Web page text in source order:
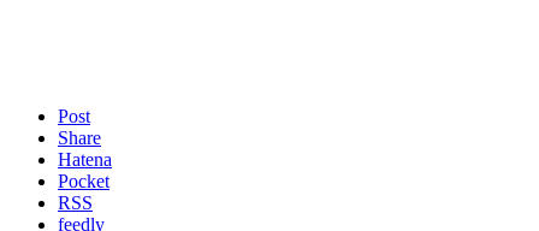
Post
Share
Hatena
Pocket
RSS
feedly